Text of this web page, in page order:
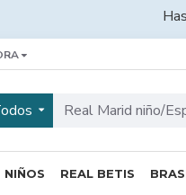
NIÑOS REAL BETIS